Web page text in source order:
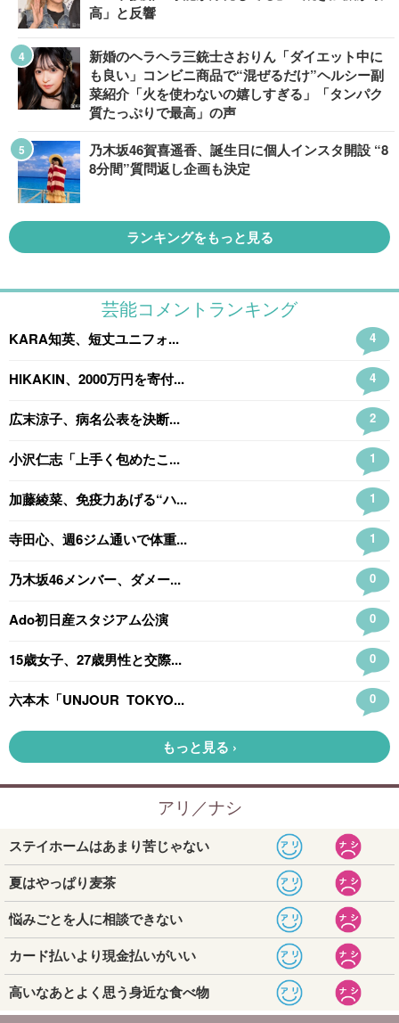
高」と反響
新婚のヘラヘラ三銃士さおりん「ダイエット中に
も良い」コンビニ商品で“混ぜるだけ”ヘルシー副
菜紹介「火を使わないの嬉しすぎる」「タンパク
質たっぷりで最高」の声
乃木坂46賀喜遥香、誕生日に個人インスタ開設 “8
8分間”質問返し企画も決定
ランキングをもっと見る